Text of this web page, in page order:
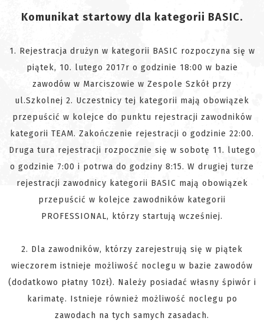
Komunikat startowy dla kategorii BASIC.
1. Rejestracja drużyn w kategorii BASIC rozpoczyna się w
piątek, 10. lutego 2017r o godzinie 18:00 w bazie
zawodów w Marciszowie w Zespole Szkół przy
ul.Szkolnej 2. Uczestnicy tej kategorii mają obowiązek
przepuścić w kolejce do punktu rejestracji zawodników
kategorii TEAM. Zakończenie rejestracji o godzinie 22:00.
Druga tura rejestracji rozpocznie się w so botę 11. lutego
o godzinie 7:00 i potrwa do godziny 8:15. W drugiej turze
rejestracji zawodnicy kategorii BASIC mają obowiązek
przepuścić w kolejce zawodników kategorii
PROFESSIONAL, którzy startują wcześniej.
2. Dla zawodników, którzy zarejestrują się w piątek
wieczorem istnieje możliwość noclegu w bazie zawodów
(dodatkowo płatny 10zł). Należy posiadać własny śpiwór i
karimatę. Istnieje również możliwość noclegu po
zawodach na tych samych zasadach.